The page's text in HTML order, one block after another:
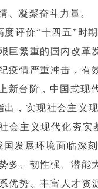
、凝聚奋斗力量。
度评价“十四五”时
巨繁重的国内改革
疫情严重冲击，有
新台阶，中国式现
出，实现社会主义
会主义现代化夯实
国发展环境面临深
多、韧性强、潜能
优势、丰富人才资